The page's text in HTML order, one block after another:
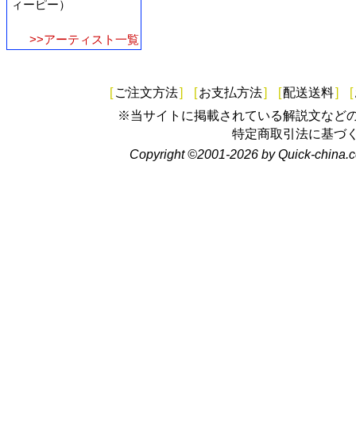
ィーピー）
>>アーティスト一覧
[ ご注文方法] [お支払方法] [配送送料] [
※当サイトに掲載されている解説文など
特定商取引法に基づ
Copyright ©2001-2026 by Quick-